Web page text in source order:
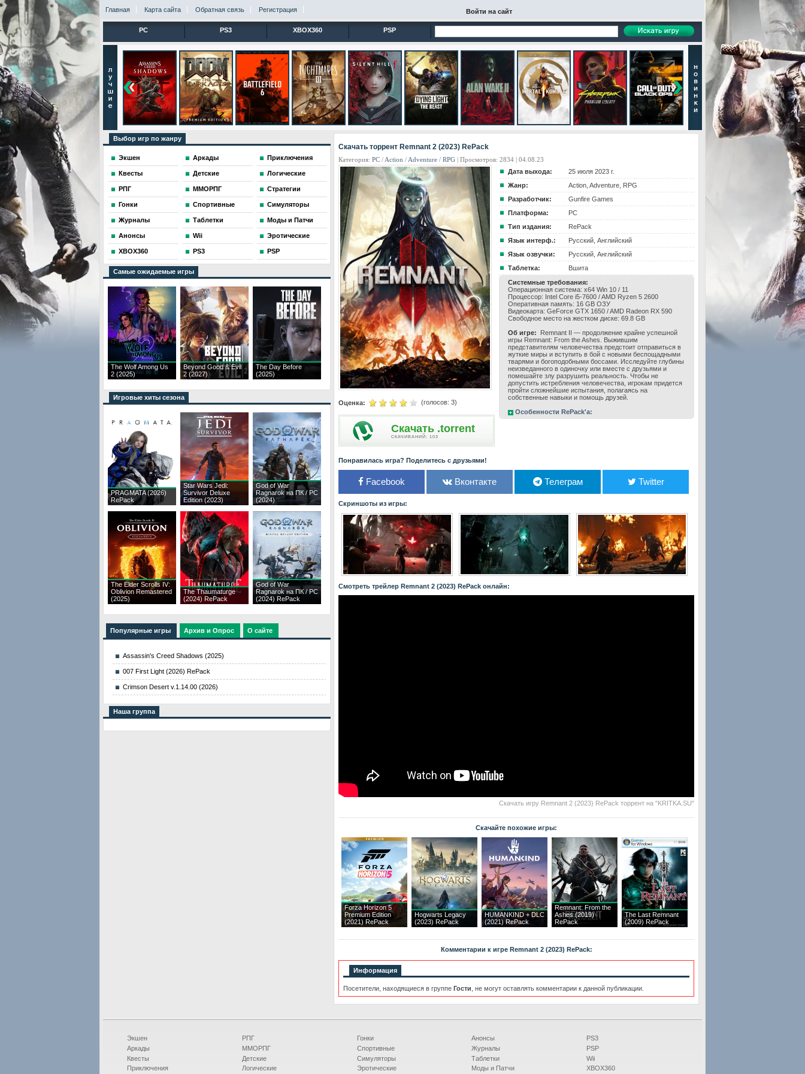
Главная Карта сайта Обратная связь Регистрация Войти на сайт
PC PS3 XBOX360 PSP
Выбор игр по жанру
Экшен Аркады Приключения
Квесты Детские Логические
РПГ ММОРПГ Стратегии
Гонки Спортивные Симуляторы
Журналы Таблетки Моды и Патчи
Анонсы Wii Эротические
XBOX360 PS3 PSP
Самые ожидаемые игры
The Wolf Among Us
2 (2025)
Beyond Good & Evil
2 (2027)
The Day Before
(2025)
Игровые хиты сезона
PRAGMATA (2026)
RePack
Star Wars Jedi:
Survivor Deluxe
Edition (2023)
God of War
Ragnarok на ПК / PC
(2024)
The Elder Scrolls IV:
Oblivion Remastered
(2025)
The Thaumaturge
(2024) RePack
God of War
Ragnarok на ПК / PC
(2024) RePack
Популярные игры Архив и Опрос О сайте
Assassin's Creed Shadows (2025)
007 First Light (2026) RePack
Crimson Desert v.1.14.00 (2026)
Наша группа
Скачать торрент Remnant 2 (2023) RePack
Категория: PC / Action / Adventure / RPG | Просмотров: 2834 | 04.08.23
Оценка: (голосов: 3)
Скачать .torrent
CКАЧИВАНИЙ: 103
Дата выхода:
25 июля 2023 г.
Жанр:
Action, Adventure, RPG
Разработчик:
Gunfire Games
Платформа:
PC
Тип издания:
RePack
Язык интерф.:
Русский, Английский
Язык озвучки:
Русский, Английский
Таблетка:
Вшита
Системные требования:
Операционная система: x64 Win 10 / 11
Процессор: Intel Core i5-7600 / AMD Ryzen 5 2600
Оперативная память: 16 GB ОЗУ
Видеокарта: GeForce GTX 1650 / AMD Radeon RX 590
Свободное место на жестком диске: 69.8 GB
Об игре:
Remnant II — продолжение крайне успешной
игры Remnant: From the Ashes. Выжившим
представителям человечества предстоит отправиться в
жуткие миры и вступить в бой с новыми беспощадными
тварями и богоподобными боссами. Исследуйте глубины
неизведанного в одиночку или вместе с друзьями и
помешайте злу разрушить реальность. Чтобы не
допустить истребления человечества, игрокам придется
пройти сложнейшие испытания, полагаясь на
собственные навыки и помощь друзей.
Особенности RePack'а:
Понравилась игра? Поделитесь с друзьями!
Facebook Вконтакте Телеграм Twitter
Скриншоты из игры:
Смотреть трейлер Remnant 2 (2023) RePack онлайн:
Скачать игру Remnant 2 (2023) RePack торрент на "KRITKA.SU"
Скачайте похожие игры:
Forza Horizon 5
Premium Edition
(2021) RePack
Hogwarts Legacy
(2023) RePack
HUMANKIND + DLC
(2021) RePack
Remnant: From the
Ashes (2019)
RePack
The Last Remnant
(2009) RePack
Комментарии к игре Remnant 2 (2023) RePack:
Информация
Посетители, находящиеся в группе Гости , не могут оставлять комментарии к данной публикации.
Экшен
Аркады
Квесты
Приключения
РПГ
ММОРПГ
Детские
Логические
Гонки
Спортивные
Симуляторы
Эротические
Анонсы
Журналы
Таблетки
Моды и Патчи
PS3
PSP
Wii
XBOX360